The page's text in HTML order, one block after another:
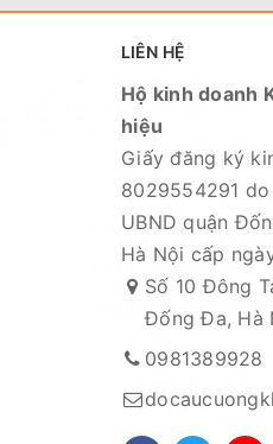
LIÊN HỆ
Hộ kinh doanh
hiệu
Giấy đăng ký
8029554291
UBND quận
Hà Nội cấp
Số 10 Đông
Đống Đa, Hà
0981389928